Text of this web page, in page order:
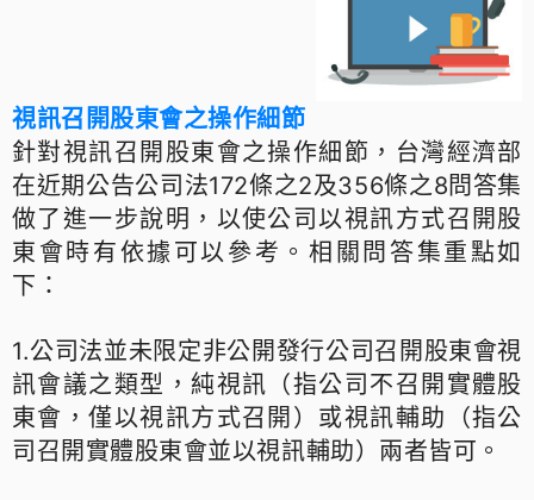
視訊召開股東會之操作細節
針對視訊召開股東會之操作細節，台灣經濟部
在近期公告公司法172條之2及356條之8問答集
做了進一步說明，以使公司以視訊方式召開股
東會時有依據可以參考。相關問答集重點如
下：
1.公司法並未限定非公開發行公司召開股東會視
訊會議之類型，純視訊（指公司不召開實體股
東會，僅以視訊方式召開）或視訊輔助（指公
司召開實體股東會並以視訊輔助）兩者皆可。